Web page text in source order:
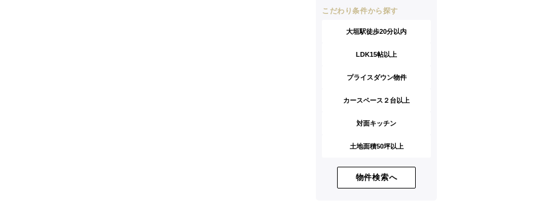
こだわり条件から探す
大垣駅徒歩20分以内
LDK15帖以上
プライスダウン物件
カースペース２台以上
対面キッチン
土地面積50坪以上
物件検索へ